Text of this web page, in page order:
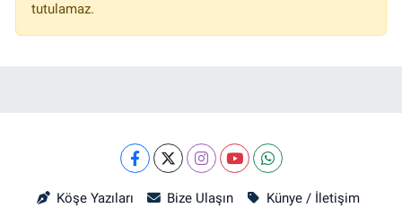
tutulamaz.
Köşe Yazıları Bize Ulaşın
Künye / İletişim